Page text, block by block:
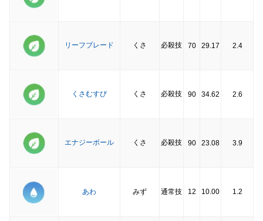
リーフブレード くさ 必殺技 70 29.17 2.4
くさむすび くさ 必殺技 90 34.62 2.6
エナジーボール くさ 必殺技 90 23.08 3.9
あわ みず 通常技 12 10.00 1.2